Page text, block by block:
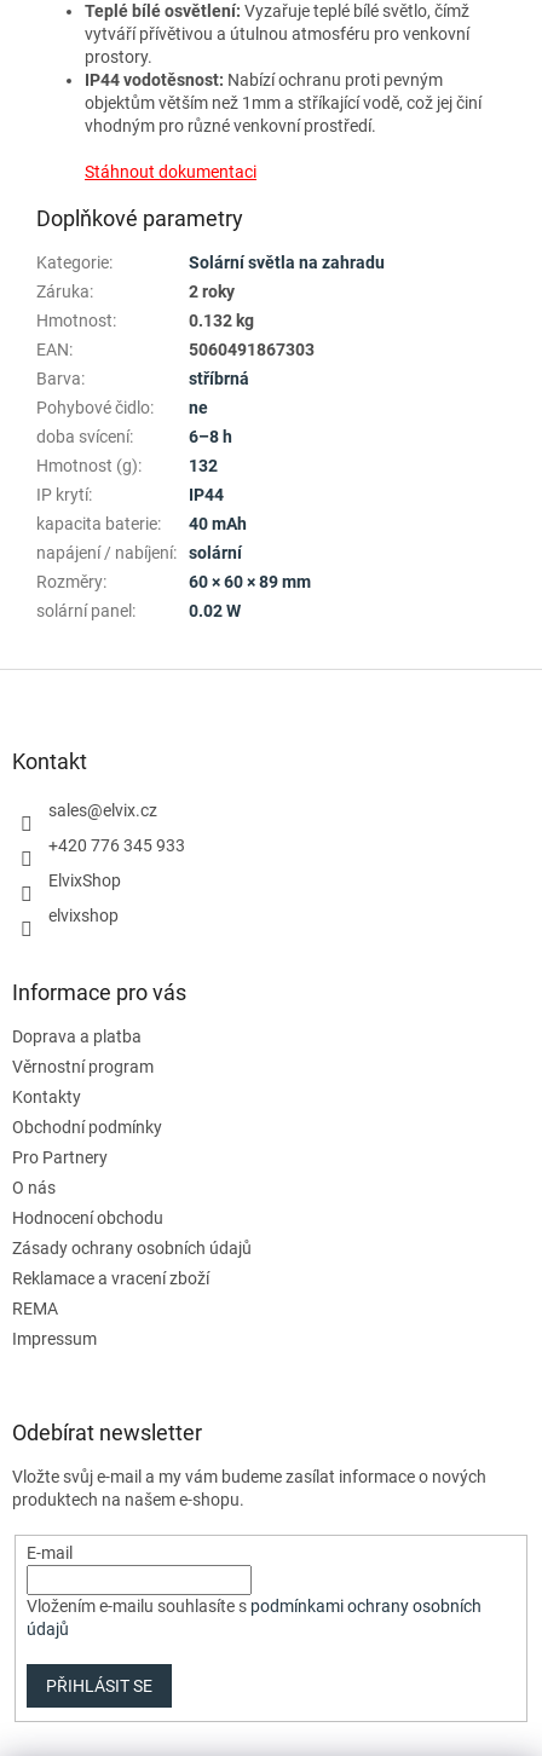
Teplé bílé osvětlení: Vyzařuje teplé bílé světlo, čímž
vytváří přívětivou a útulnou atmosféru pro venkovní
prostory.
IP44 vodotěsnost: Nabízí ochranu proti pevným
objektům větším než 1mm a stříkající vodě, což jej činí
vhodným pro různé venkovní prostředí.
Stáhnout dokumentaci
Doplňkové parametry
Kategorie:
Solární světla na zahradu
Záruka:
2 roky
Hmotnost:
0.132 kg
EAN:
5060491867303
Barva:
stříbrná
Pohybové čidlo:
ne
doba svícení:
6–8 h
Hmotnost (g):
132
IP krytí:
IP44
kapacita baterie:
40 mAh
napájení / nabíjení:
solární
Rozměry:
60 × 60 × 89 mm
solární panel : 0.02 W
Kontakt
sales@elvix.cz
+420 776 345 933
ElvixShop
elvixshop
Informace pro vás
Doprava a platba
Věrnostní program
Kontakty
Obchodní podmínky
Pro Partnery
O nás
Hodnocení obchodu
Zásady ochrany osobních údajů
Reklamace a vracení zboží
REMA
Impressum
Odebírat newsletter
Vložte svůj e-mail a my vám budeme zasílat informace o nových
produktech na našem e-shopu.
E-mail
Vložením e-mailu souhlasíte s podmínkami ochrany osobních
údajů
PŘIHLÁSIT SE